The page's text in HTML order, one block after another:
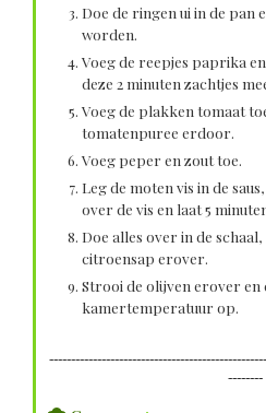
Doe de ringen ui in de pan
worden.
Voeg de reepjes paprika
deze 2 minuten zachtjes
Voeg de plakken tomaat
tomatenpuree erdoor.
Voeg peper en zout toe.
Leg de moten vis in de
over de vis en laat 5
Doe alles over in de
citroensap erover.
Strooi de olijven erover en
kamertemperatuur op.
--------